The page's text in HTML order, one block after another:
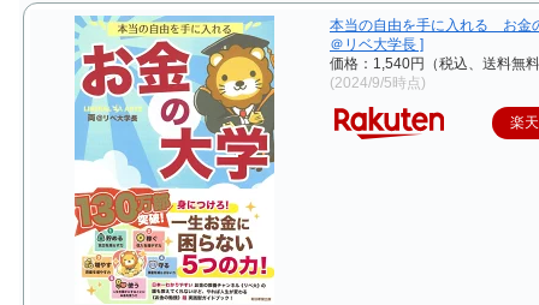
本当の自由を手に入れる お金
＠リベ大学長 ]
価格：1,540円（税込、送料無
(2024/9/5時点)
楽